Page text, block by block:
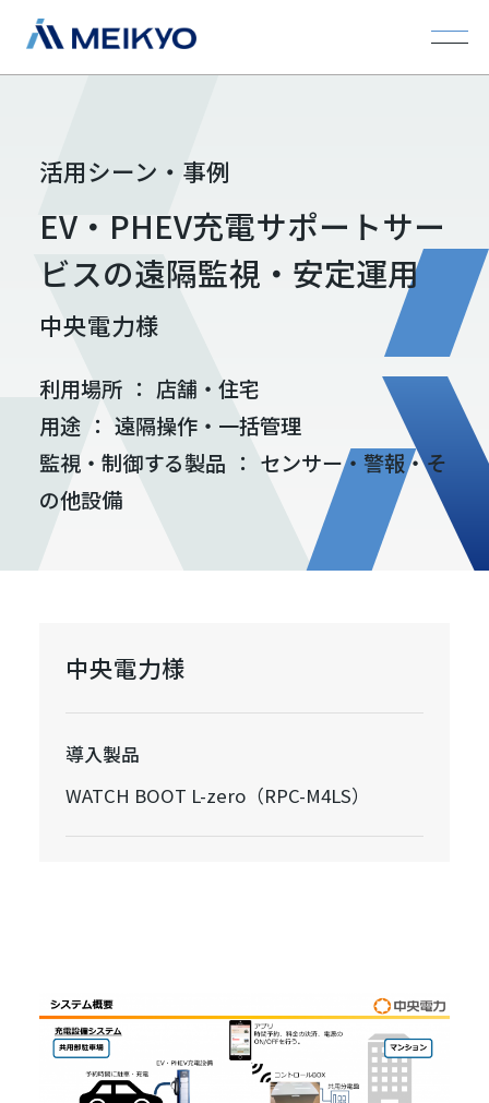
活用シーン・事例
EV・PHEV充電サポートサー
ビスの遠隔監視・安定運用
中央電力様
利用場所 ： 店舗・住宅
用途 ： 遠隔操作・一括管理
監視・制御する製品 ： センサー・警報・そ
の他設備
中央電力様
導入製品
WATCH BOOT L-zero（RPC-M4LS）